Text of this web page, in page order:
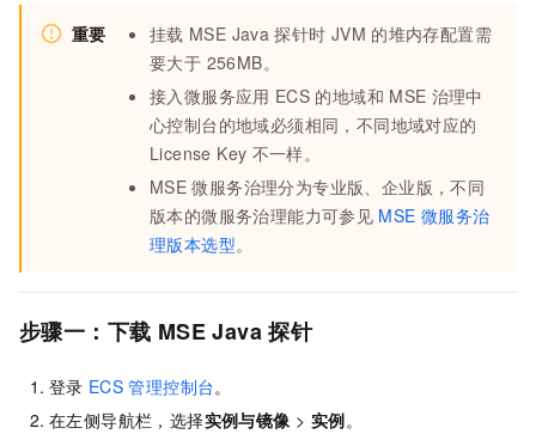
重要 挂载 MSE Java 探针时 JVM 的堆内存配置需
要大于 256MB。
接入微服务应用 ECS 的地域和 MSE 治理中
心控制台的地域必须相同，不同地域对应的
License Key 不一样。
MSE 微服务治理分为专业版、企业版，不同
版本的微服务治理能力可参见 MSE 微服务治
理版本选型。
步骤一：下载 MSE Java 探针
登录 ECS 管理控制台。
在左侧导航栏，选择实例与镜像 > 实例。